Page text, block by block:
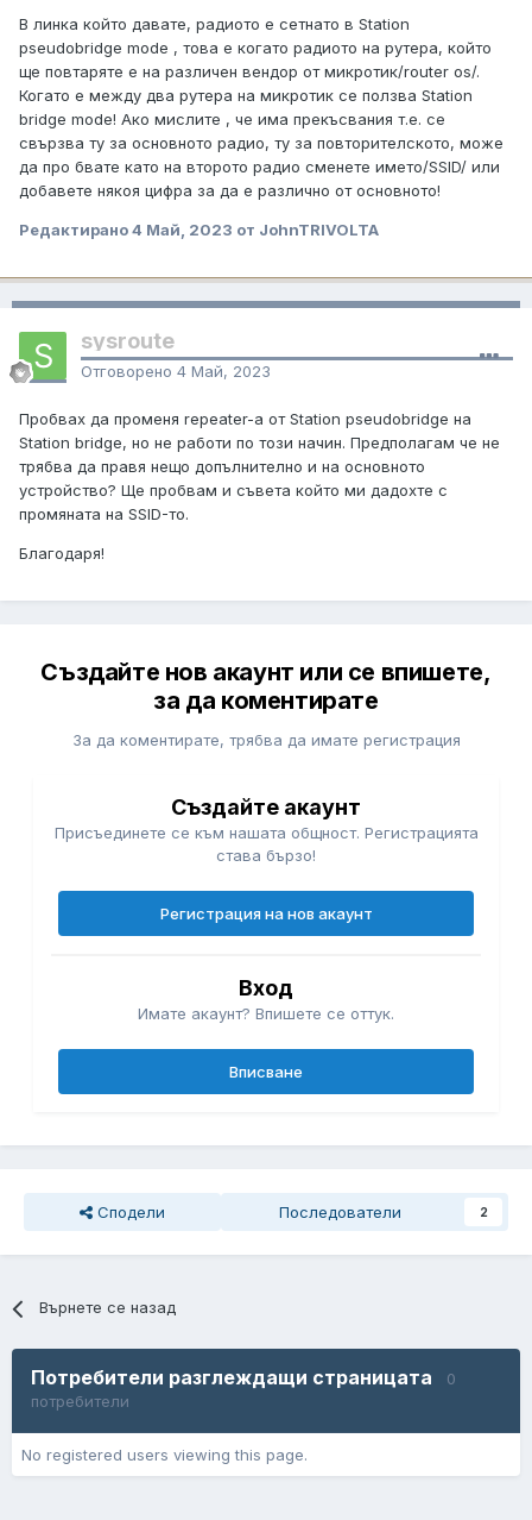
В линка който давате, радиото е сетнато в Station
pseudobridge mode , това е когато радиото на рутера, който
ще повтаряте е на различен вендор от микротик/router os/.
Когато е между два рутера на микротик се ползва Station
bridge mode! Ако мислите , че има прекъсвания т.е. се
свързва ту за основното радио, ту за повторителското, може
да про бвате като на второто радио сменете името/SSID/ или
добавете някоя цифра за да е различно от основното!
Редактирано4 Май, 2023 от JohnTRIVOLTA
sysroute
Отговорено 4 Май, 2023
Пробвах да променя repeater-a от Station pseudobridge на
Station bridge, но не работи по този начин. Предполагам че не
трябва да правя нещо допълнително и на основното
устройство? Ще пробвам и съвета който ми дадохте с
промяната на SSID-то.
Благодаря!
Създайте нов акаунт или се впишете,
за да коментирате
За да коментирате, трябва да имате регистрация
Създайте акаунт
Присъединете се към нашата общност. Регистрацията
става бързо!
Регистрация на нов акаунт
Вход
Имате акаунт? Впишете се оттук.
Вписване
Сподели Последователи 2
Върнете се назад
Потребители разглеждащи страницата
0
потребители
No registered users viewing this page.